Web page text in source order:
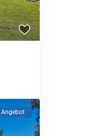
Angebot